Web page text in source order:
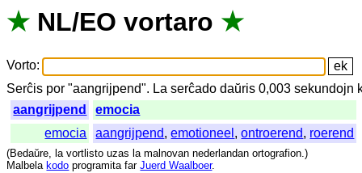
★ NL/EO vortaro ★
Vorto:
Serĉis por "aangrijpend". La serĉado daŭris 0,003sekundojn
aangrijpend
emocia
emocia
aangrijpend,emotioneel ,ontroerend, roerend
(Bedaŭre, la vortlisto uzas la malnovan nederlandan ortografion.)
Malbela kodo programita far Juerd Waalboer.